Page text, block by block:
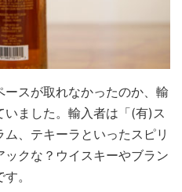
スが取れなかったのか、輸
いました。輸入者は「(有)ス
、テキーラといったスピリ
クな？ウイスキーやブラン
。